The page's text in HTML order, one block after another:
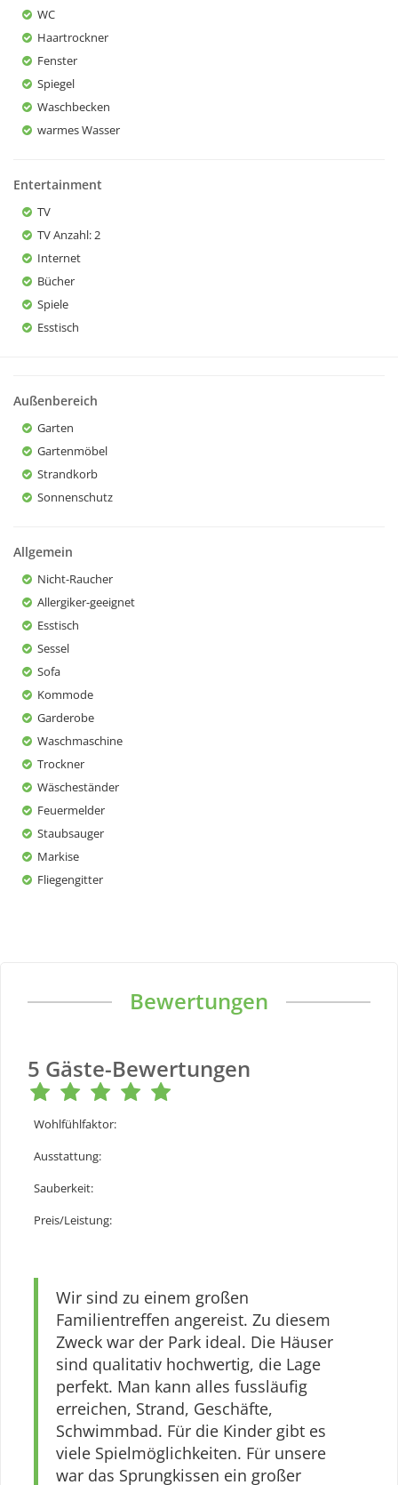
WC
Haartrockner
Fenster
Spiegel
Waschbecken
warmes Wasser
Entertainment
TV
TV Anzahl: 2
Internet
Bücher
Spiele
Esstisch
Außenbereich
Garten
Gartenmöbel
Strandkorb
Sonnenschutz
Allgemein
Nicht-Raucher
Allergiker-geeignet
Esstisch
Sessel
Sofa
Kommode
Garderobe
Waschmaschine
Trockner
Wäscheständer
Feuermelder
Staubsauger
Markise
Fliegengitter
Bewertungen
5 Gäste-Bewertungen
Wohlfühlfaktor:
Ausstattung:
Sauberkeit:
Preis/Leistung:
Wir sind zu einem großen
Familientreffen angereist. Zu diesem
Zweck war der Park ideal. Die Häuser
sind qualitativ hochwertig, die Lage
perfekt. Man kann alles fussläufig
erreichen, Strand, Geschäfte,
Schwimmbad. Für die Kinder gibt es
viele Spielmöglichkeiten. Für unsere
war das Sprungkissen ein großer